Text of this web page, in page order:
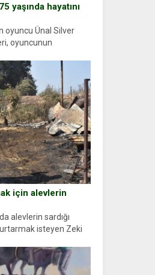
yaşında hayatını
oyuncu Ünal Silver
oyuncunun
“Usta Oyuncumuz ve
için alevlerin
alevlerin sardığı
isteyen Zeki
Demir, kâbus dolu
bağlı...